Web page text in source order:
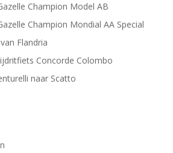
Champion Model AB
Champion Mondial AA Special
Flandria
Concorde Colombo
naar Scatto